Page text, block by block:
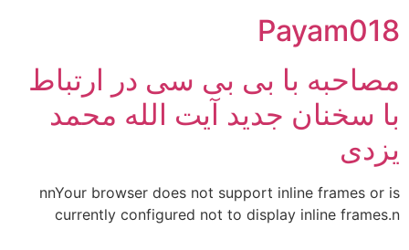
Payam018
مصاحبه با بی بی سی در ارتباط
با سخنان جدید آیت الله محمد
یزدی
nnYour browser does not support inline frames or is
currently configured not to display inline frames.n